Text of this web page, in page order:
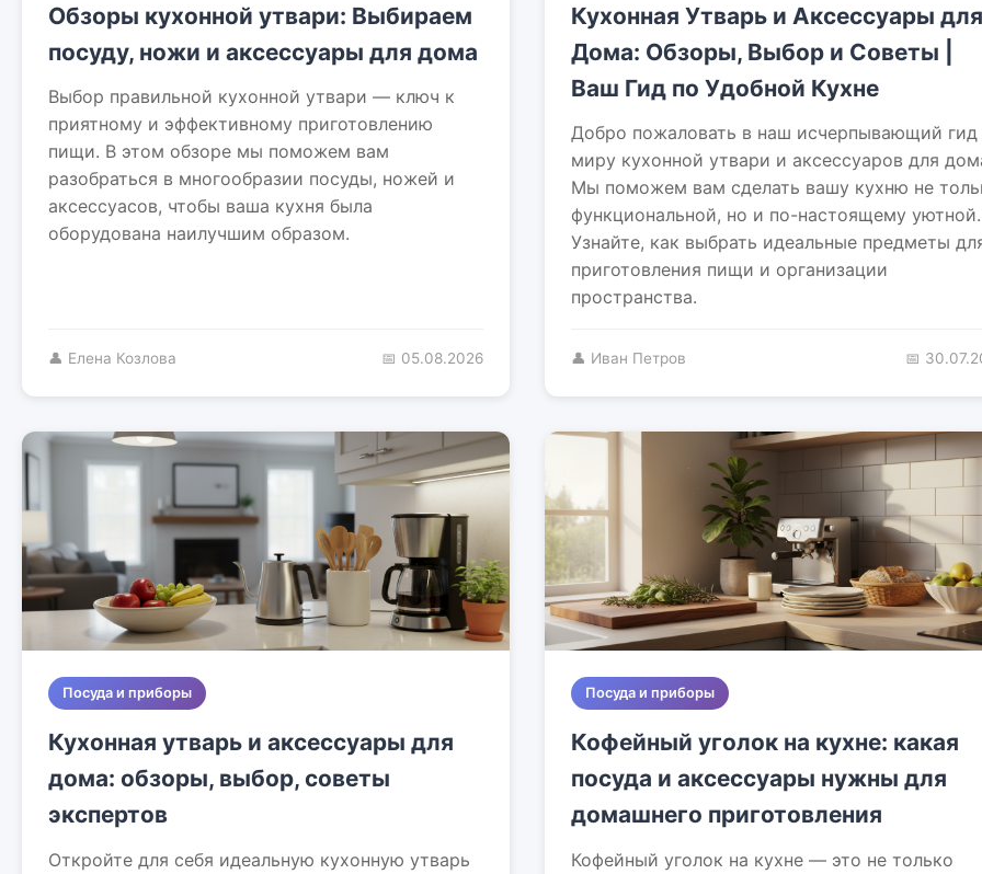
Обзоры кухонной утвари: Выбираем
посуду, ножи и аксессуары для дома
Выбор правильной кухонной утвари — ключ к
приятному и эффективному приготовлению
пищи. В этом обзоре мы поможем вам
разобраться в многообразии посуды, ножей и
аксессуасов, чтобы ваша кухня была
оборудована наилучшим образом.
👤 Елена Козлова 📅 05.08.2026
Кухонная Утварь и Аксессуары для
Дома: Обзоры, Выбор и Советы |
Ваш Гид по Удобной Кухне
Добро пожаловать в наш исчерпывающий гид
миру кухонной утвари и аксессуаров для
Мы поможем вам сделать вашу кухню не
функциональной, но и по-настоящему уютной.
Узнайте, как выбрать идеальные предметы
приготовления пищи и организации
пространства.
👤 Иван Петров 📅
Посуда и приборы
Кухонная утварь и аксессуары для
дома: обзоры, выбор, советы
экспертов
Откройте для себя идеальную кухонную утварь
Посуда и приборы
Кофейный уголок на кухне: какая
посуда и аксессуары нужны для
домашнего приготовления
Кофейный уголок на кухне — это не только